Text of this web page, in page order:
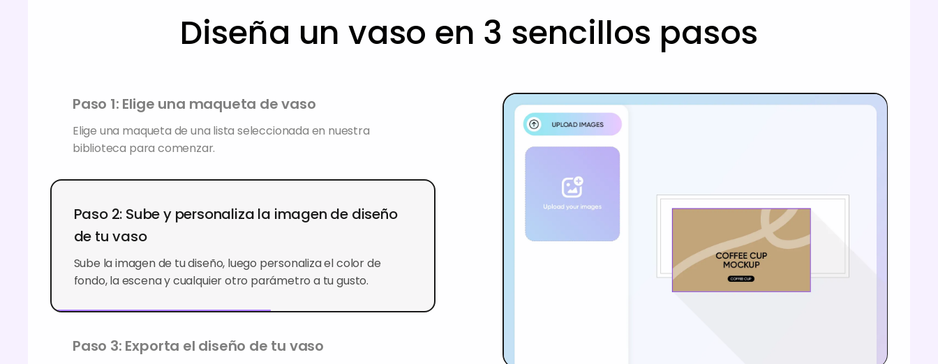
Diseña un vaso en 3 sencillos pasos
Paso 1: Elige una maqueta de vaso
Elige una maqueta de una lista seleccionada en nuestra
biblioteca para comenzar.
Paso 2: Sube y personaliza la imagen de diseño
de tu vaso
Sube la imagen de tu diseño, luego personaliza el color de
fondo, la escena y cualquier otro parámetro a tu gusto.
Paso 3: Exporta el diseño de tu vaso